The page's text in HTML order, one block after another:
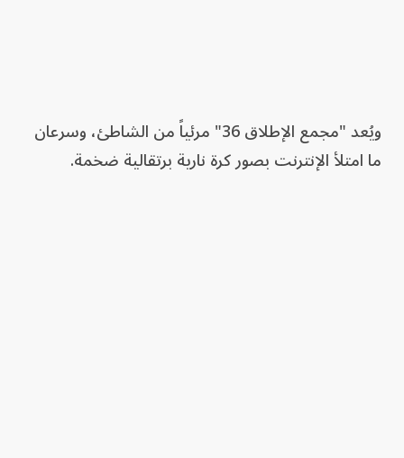
ويُعد "مجمع الإطلاق 36" مرئياً من الشاطئ، وسرعان
ما امتلأ الإنترنت بصور كرة نارية برتقالية ضخمة.